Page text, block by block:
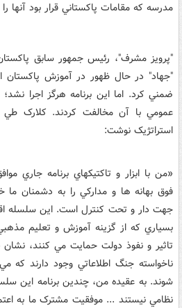
مدرسه که مقامات پاکستاني قرار بود آنها
"جهاد" در حال ظهور در آموزش پاکستان
ضمني کرد. اما اين برنامه هرگز اجرا
عمومي با آن مخالفت کردند. کلارک طي
استراتژيک نوشت:
«من با ابزار و تاکتيکهاي برنامه جاري
فوق بهانه ها و مدارکي را به دشمنان
جهت دار و تحت کنترل است. اين سلسله
بسياري که از گزينه آموزش و تعليم
تاثير و نفوذ دولت حمايت مي کنند،
ناخواسته جنگ اطلاعاتي وجود دارند که
شوند. به عقيده من، چندين برنامه اين
نظامي نيستند ... موفقيت مشترک ما به